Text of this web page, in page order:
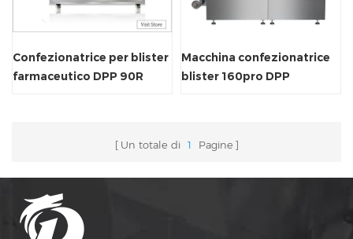
Confezionatrice per blister
farmaceutico DPP 90R
Macchina confezionatrice
blister 160pro DPP
Un totale di 1 Pagine